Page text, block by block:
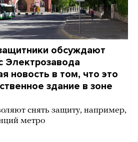
обсуждают
Электрозавода
новость в том, что это
здание в зоне
снять защиту, например,
метро